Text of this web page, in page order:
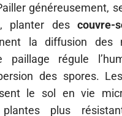
généreusement,
, planter des couvre-
la diffusion des
paillage régule
des spores.
le sol en vie
plus